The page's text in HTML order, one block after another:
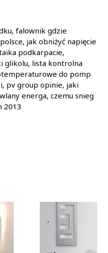
falownik gdzie
jak obniżyć napięcie
podkarpacie,
glikolu, lista kontrolna
do pomp
pv group opinie, jaki
energa, czemu snieg
2013